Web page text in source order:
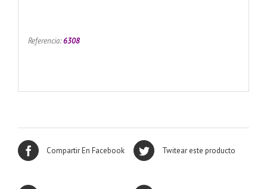
Referencia:6308
Compartir En Facebook Twitear este producto